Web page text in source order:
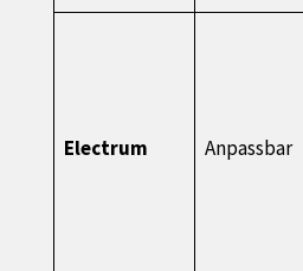
Electrum Anpassbar